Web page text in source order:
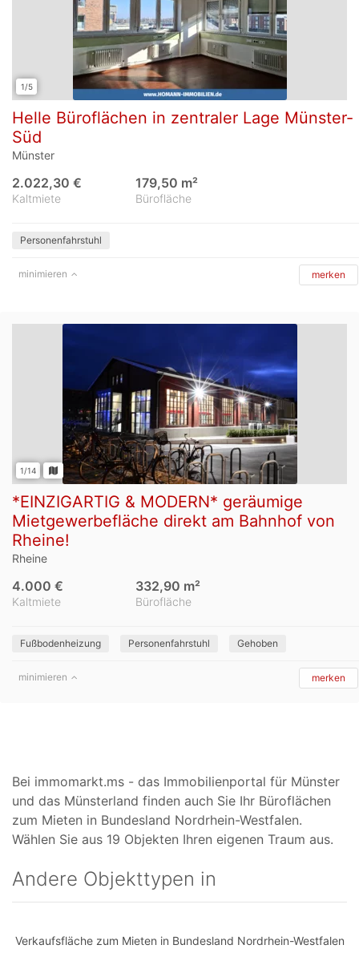
1/5
Helle Büroflächen in zentraler Lage Münster-
Süd
Münster
Kaltmiete
2.022,30 €
Bürofläche
179,50 m²
Personenfahrstuhl
minimieren merken
1/14
*EINZIGARTIG & MODERN* geräumige
Mietgewerbefläche direkt am Bahnhof von
Rheine!
Rheine
Kaltmiete
4.000 €
Bürofläche
332,90 m²
Fußbodenheizung Personenfahrstuhl Gehoben
minimieren merken
Bei immomarkt.ms - das Immobilienportal für Münster
und das Münsterland finden auch Sie Ihr Büroflächen
zum Mieten in Bundesland Nordrhein-Westfalen.
Wählen Sie aus 19 Objekten Ihren eigenen Traum aus.
Andere Objekttypen in
Verkaufsfläche zum Mieten in Bundesland Nordrhein-Westfalen